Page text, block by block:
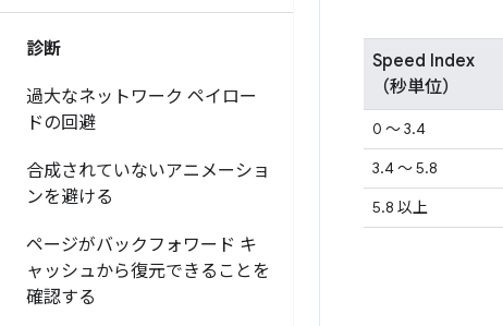
診断
過大なネットワーク ペイロー
ドの回避
合成されていないアニメーショ
ンを避ける
ページがバックフォワード キ
ャッシュから復元できることを
確認する
Speed Index
（秒単位）
0 ～ 3.4
3.4 ～ 5.8
5.8 以上